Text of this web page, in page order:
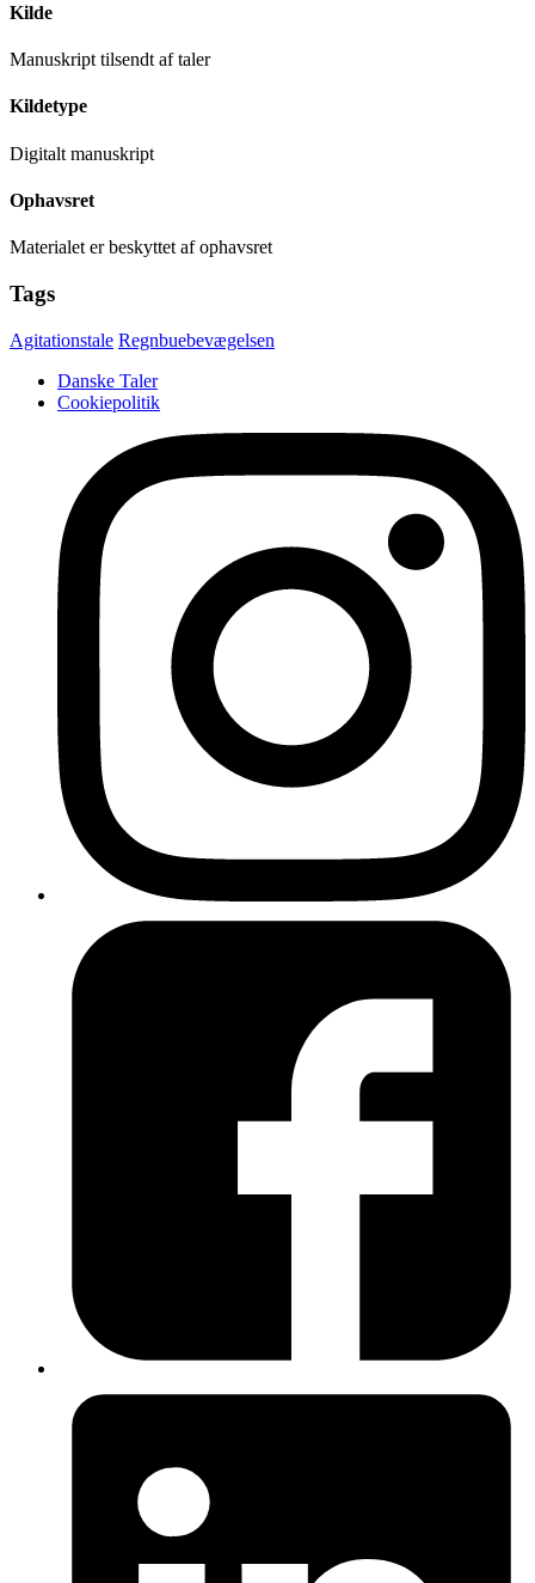
Kilde
Manuskript tilsendt af taler
Kildetype
Digitalt manuskript
Ophavsret
Materialet er beskyttet af ophavsret
Tags
Agitationstale Regnbuebevægelsen
Danske Taler
Cookiepolitik